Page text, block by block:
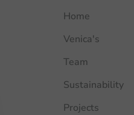
Home
Venica's
Team
Sustainability
Projects